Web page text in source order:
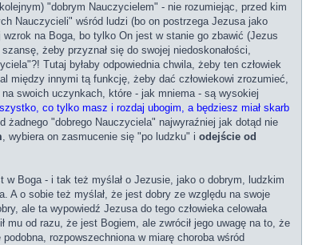
"dobrym Nauczycielem" - nie rozumiejąc, przed kim
Nauczycieli" wśród ludzi (bo on postrzega Jezusa jako
na Boga, bo tylko On jest w stanie go zbawić (Jezus
żeby przyznał się do swojej niedoskonałości,
Tutaj byłaby odpowiednia chwila, żeby ten człowiek
między innymi tą funkcję, żeby dać człowiekowi zrozumieć,
swoich uczynkach, które - jak mniema - są wysokiej
co tylko masz i rozdaj ubogim, a będziesz miał skarb
żadnego "dobrego Nauczyciela" najwyraźniej jak dotąd nie
, wybiera on zasmucenie się "po ludzku" i odejście od
Boga - i tak też myślał o Jezusie, jako o dobrym, ludzkim
A o sobie też myślał, że jest dobry ze względu na swoje
ale ta wypowiedź Jezusa do tego człowieka celowała
od razu, że jest Bogiem, ale zwrócił jego uwagę na to, że
rozpowszechniona w miarę choroba wśród